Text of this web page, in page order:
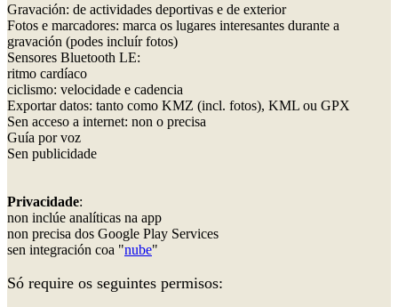
Gravación: de actividades deportivas e de exterior
Fotos e marcadores: marca os lugares interesantes durante a
gravación (podes incluír fotos)
Sensores Bluetooth LE:
ritmo cardíaco
ciclismo: velocidade e cadencia
Exportar datos: tanto como KMZ (incl. fotos), KML ou GPX
Sen acceso a internet: non o precisa
Guía por voz
Sen publicidade
Privacidade:
non inclúe analíticas na app
non precisa dos Google Play Services
sen integración coa "nube"
Só require os seguintes permisos: